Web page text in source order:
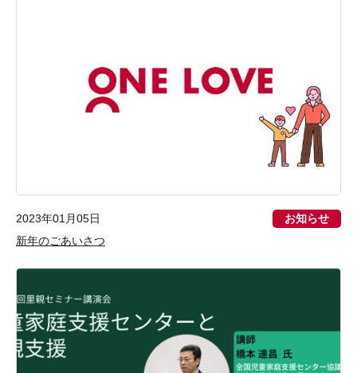
2023年01月05日
お知らせ
新年のごあいさつ